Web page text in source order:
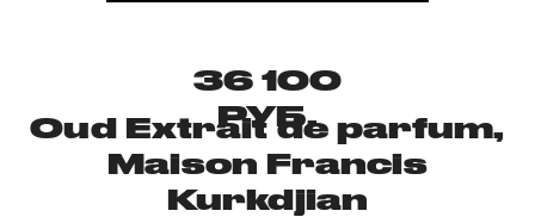
36 100
РУБ.
Oud Extrait de parfum,
Maison Francis
Kurkdjian